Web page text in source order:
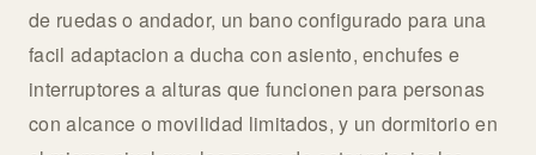
de ruedas o andador, un bano configurado para una
facil adaptacion a ducha con asiento, enchufes e
interruptores a alturas que funcionen para personas
con alcance o movilidad limitados, y un dormitorio en